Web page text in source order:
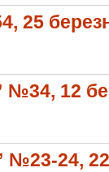
25
№34, 12
№23-24,